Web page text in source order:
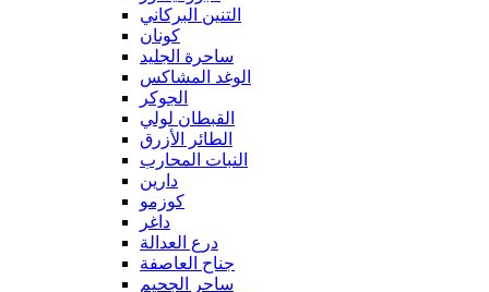
التنين البركاني
كونان
ساحرة الجليد
الوغد المشاكس
الجوكر
القبطان لولي
الطائر الأزرق
النبات المحارب
دارين
كوزمو
داغر
درع العدالة
جناح العاصفة
ساحر الجحيم